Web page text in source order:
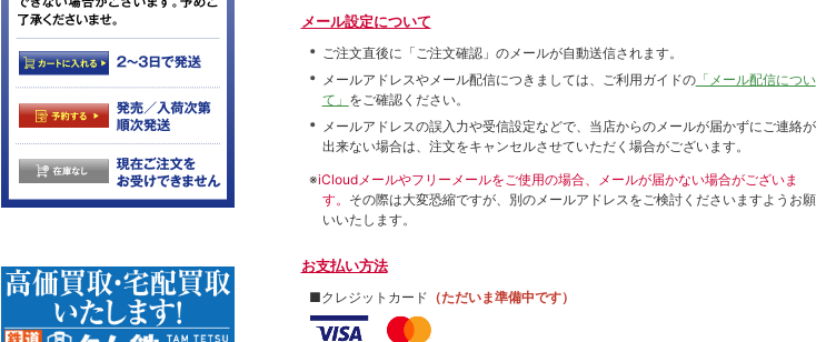
メール設定について
ご注文直後に「ご注文確認」のメールが自動送信されます。
メールアドレスやメール配信につきましては、ご利用ガイドの「メール配信につい
て」 をご確認ください。
メールアドレスの誤入力や受信設定などで、当店からのメールが届かずにご連絡が
出来ない場合は、注文をキャンセルさせていただく場合がございます。
※iCloudメールやフリーメールをご使用の場合、メールが届かない場合がございま
す。 その際は大変恐縮ですが、別のメールアドレスをご検討くださいますようお願
いいたします。
お支払い方法
■クレジットカード （ただいま準備中です）